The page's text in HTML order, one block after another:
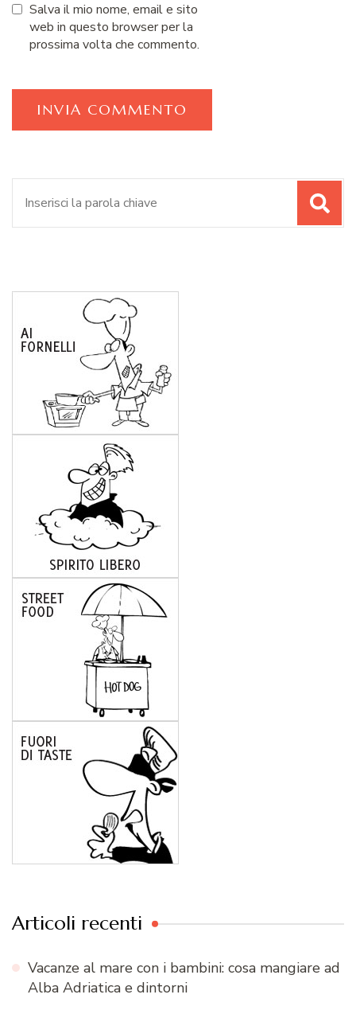
Salva il mio nome, email e sito
web in questo browser per la
prossima volta che commento.
Articoli recenti
Vacanze al mare con i bambini: cosa mangiare ad
Alba Adriatica e dintorni